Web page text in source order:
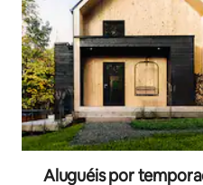
Aluguéis por